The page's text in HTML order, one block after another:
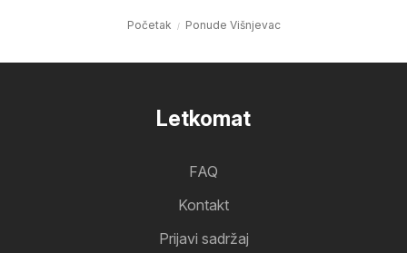
Početak Ponude Višnjevac
Letkomat
FAQ
Kontakt
Prijavi sadržaj